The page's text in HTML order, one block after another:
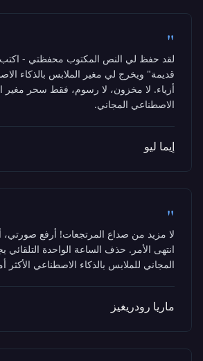
"
لقد حفظ لي النص المكتوب محفظتي - اكتب
قديمة" ويخرج لي مغير الملابس بالذكاء
أزياء. لا مخزون، لا رسوم، فقط سحر مغير
الاصطناعي المجاني.
إيما ليو
"
لا مزيد من صداع المرتجعات! أرفع
انتهى الأمر. حذف الساعة الواحدة التلقائي
المجاني للملابس بالذكاء الاصطناعي الأكثر
ماريا رودريغيز